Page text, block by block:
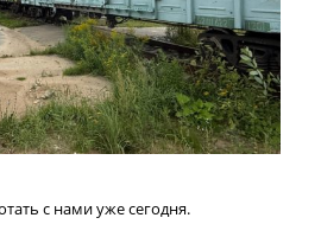
с нами уже сегодня.